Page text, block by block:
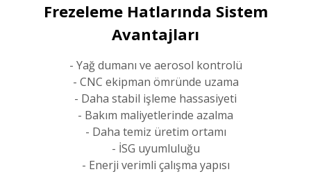
Frezeleme Hatlarında Sistem
Avantajları
- Yağ dumanı ve aerosol kontrolü
- CNC ekipman ömründe uzama
- Daha stabil işleme hassasiyeti
- Bakım maliyetlerinde azalma
- Daha temiz üretim ortamı
- İSG uyumluluğu
- Enerji verimli çalışma yapısı